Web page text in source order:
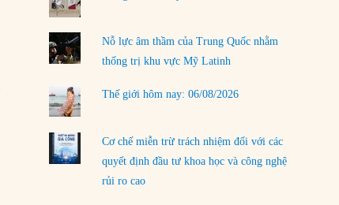
Chiến lược kế tiếp của Bắc Kinh ở Biển Đông
31/07/2026
LOAD MORE
Nỗ lực âm thầm của Trung Quốc nhằm
thống trị khu vực Mỹ Latinh
Thế giới hôm nay: 06/08/2026
Cơ chế miễn trừ trách nhiệm đối với các
quyết định đầu tư khoa học và công nghệ
rủi ro cao